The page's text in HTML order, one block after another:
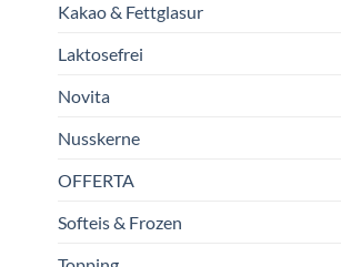
Kakao & Fettglasur
Laktosefrei
Novita
Nusskerne
OFFERTA
Softeis & Frozen